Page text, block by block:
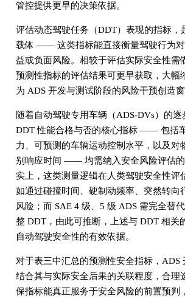
管控提供更早的决策依据。
评估动态驾驶任务（DDT）表现的指标，
载体 —— 这类指标能直接衡量驾驶行为
益或负面风险。相较于评估实际安全性需
预测性指标的评估结果可更早获取，大幅
为 ADS 开发与测试阶段的风险干预创造窗
随着自动驾驶专用车辆（ADS-DVs）的
DDT 性能合格与否的核心指标 —— 包括
力、可预测的车辆运动控制水平，以及对
别响应时间 —— 均需纳入安全风险评估
实上，这类测量逻辑在人类驾驶安全性评
如通过碰撞时间、硬制动频率、突然转向
风险；而 SAE 4 级、5 级 ADS 需完全替
整 DDT，由此可推断，上述与 DDT 相关
自动驾驶安全性的有效依据。
对于表三中汇总的预测性安全指标，ADS
结合其与实际安全后果的关联程度，合
保指标能真正服务于安全风险的前置预判